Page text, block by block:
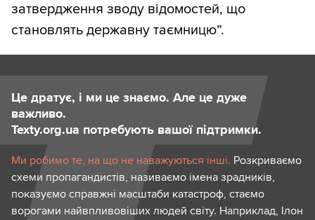
затвердження зводу відомостей, що
становлять державну таємницю”.
Це дратує, і ми це знаємо. Але це дуже
важливо.
Texty.org.ua потребують вашої підтримки.
Ми робимо те, на що не наважуються інші. Розкриваємо
схеми пропагандистів, називаємо імена зрадників,
показуємо справжні масштаби катастроф, стаємо
ворогами найвпливовіших людей світу. Наприклад, Ілон